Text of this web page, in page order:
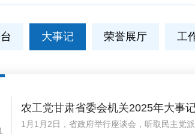
大事记 荣誉展厅 工
农工党甘肃省委会机关2025年大事
1月1月2日，省政府举行座谈会，听取民主党